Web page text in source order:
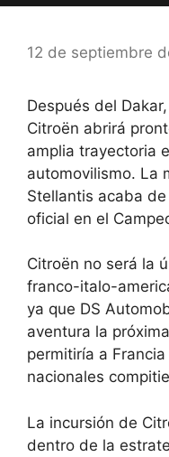
12 de septiembre
Después del
Citroën abrirá
amplia trayectoria
automovilismo. La
Stellantis acaba
oficial en el
Citroën no será la
franco-italo-
ya que DS
aventura la
permitiría a
nacionales
La incursión de
dentro de la